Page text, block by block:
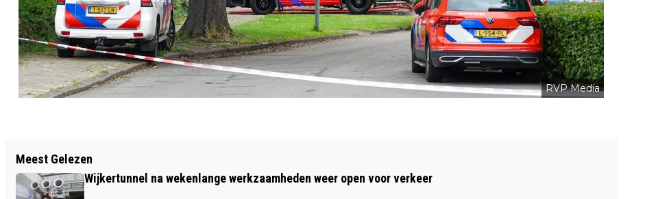
RVP Media
VECHTPARTIJ OP KERMIS
RAADHUISPLEIN HEERHUGOWAARD;
OP ZIJN KOP TERECHT KOMT BERGEN
Meest Gelezen
Wijkertunnel na wekenlange werkzaamheden weer open voor verkeer